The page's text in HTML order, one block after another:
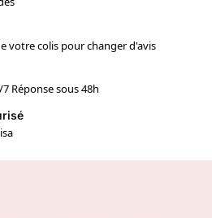
votre colis pour changer d'avis
Réponse sous 48h